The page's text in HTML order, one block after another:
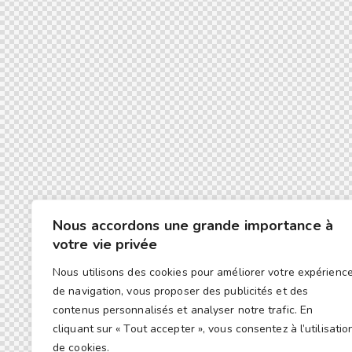
Nous accordons une grande importance à
votre vie privée
Nous utilisons des cookies pour améliorer votre
de navigation, vous proposer des publicités et des
contenus personnalisés et analyser notre trafic. En
cliquant sur « Tout accepter », vous consentez à
de cookies.